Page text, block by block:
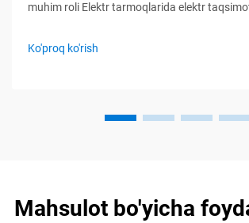
muhim roli Elektr tarmoqlarida elektr
kabi xizmat qiladi, elektr zanjirlarini nazorat
Ko'proq ko'rish
Mahsulot bo'yicha